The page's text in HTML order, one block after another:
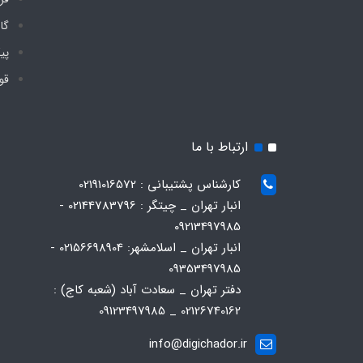
ارتباط با ما
کارشناس پشتیبانی : 02191016572
انبار تهران _ چیتگر : 02144783796 -
09213497985
انبار تهران _ اسلامشهر: 02156698904 -
09353497985
دفتر تهران _ سعادت آباد (شعبه کاج) :
02126740162 _ 09123497985
info@digichador.ir